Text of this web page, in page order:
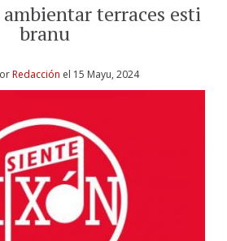
terraces esti
branu
Redacción el 15 Mayu, 2024